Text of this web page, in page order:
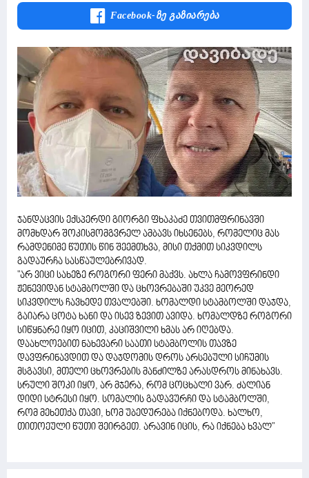
Facebook-Ზე Გაზიარება
ჯანდაცვის ექსპერდი გიორგი ფხაკაძე თვითმფრინავში
მომხდარ შოკისმომგვრელ ამბავს იხსენებს, რომელიც მას
რამდენიმე წუთის წინ შეემთხვა, მისი თქმით სიკვდილს
გადაურჩა სასწაულებრივად.
"არ ვიცი სახეზე როგორი ფერი მაქვს. ახლა ჩამოვფრინდი
ჟენევიდან სტამბოლში და ცხოვრებაში უკვე მეორედ
სიკვდილს ჩავხედე თვალებში. ხომალდი სტამბოლში დაჯდა,
გაიარა ცოტა ხანი და ისევ ზევით ავიდა. ხომალდზე როგორი
სიწყნარე იყო იცით, კაციშვილი ხმას არ იღებდა.
დაახლოებით ნახევარი საათი სტამბოლის თავზე
დავფრინავდით და დაჯდომის დროს არსებული სიჩუმის
მსგავსი, მთელი ცხოვრების მანძილზე არასდროს მინახავს.
სრული შოკი იყო, არ მჯერა, რომ ცოცხალი ვარ. ძალიან
დიდი სტრესი იყო. სომალის გადავურჩი და სტამბოლში,
რომ მეხეთქა თავი, ხომ უბედურება იქნებოდა. ხალხო,
თითოეული წუთი შეირგეთ. არავინ იცის, რა იქნება ხვალ"